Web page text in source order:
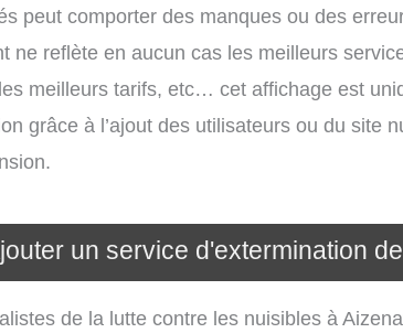
peut comporter des manques ou des
ne reflète en aucun cas les meilleurs
meilleurs tarifs, etc… cet affichage est
grâce à l’ajout des utilisateurs ou du site
un service d'extermination
de la lutte contre les nuisibles à